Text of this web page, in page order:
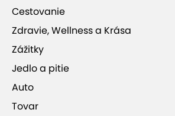
Cestovanie
Zdravie, Wellness a Krása
Zážitky
Jedlo a pitie
Auto
Tovar